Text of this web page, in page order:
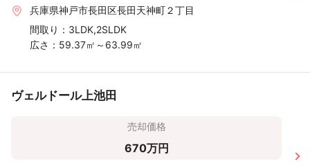
兵庫県神戸市長田区長田天神町２丁目
間取り： 3LDK,2SLDK
広さ： 59.37㎡～63.99㎡
ヴェルドール上池田
売却価格
670万円